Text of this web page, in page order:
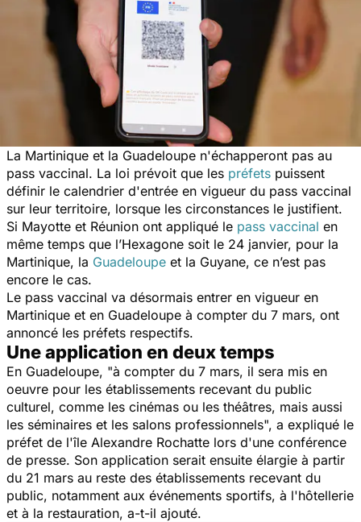
La Martinique et la Guadeloupe n'échapperont pas au
pass vaccinal. La loi prévoit que les préfets puissent
définir le calendrier d'entrée en vigueur du pass vaccinal
sur leur territoire, lorsque les circonstances le justifient.
Si Mayotte et Réunion ont appliqué le pass vaccinal en
même temps que l’Hexagone soit le 24 janvier, pour la
Martinique, la Guadeloupe et la Guyane, ce n’est pas
encore le cas.
Le pass vaccinal va désormais entrer en vigueur en
Martinique et en Guadeloupe à compter du 7 mars, ont
annoncé les préfets respectifs.
Une application en deux temps
En Guadeloupe, "à compter du 7 mars, il sera mis en
oeuvre pour les établissements recevant du public
culturel, comme les cinémas ou les théâtres, mais aussi
les séminaires et les salons professionnels", a expliqué le
préfet de l'île Alexandre Rochatte lors d'une conférence
de presse. Son application serait ensuite élargie à partir
du 21 mars au reste des établissements recevant du
public, notamment aux événements sportifs, à l'hôtellerie
et à la restauration, a-t-il ajouté.